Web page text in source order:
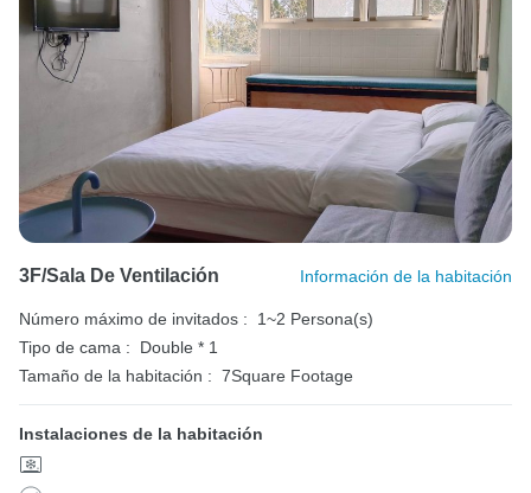
3F/Sala De Ventilación Información de la habitación
Número máximo de invitados :
1~2 Persona(s)
Tipo de cama :
Double * 1
Tamaño de la habitación : 7Square Footage
Instalaciones de la habitación